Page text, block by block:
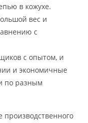
в кожухе.
вес и
с
с опытом, и
и экономичные
по разным